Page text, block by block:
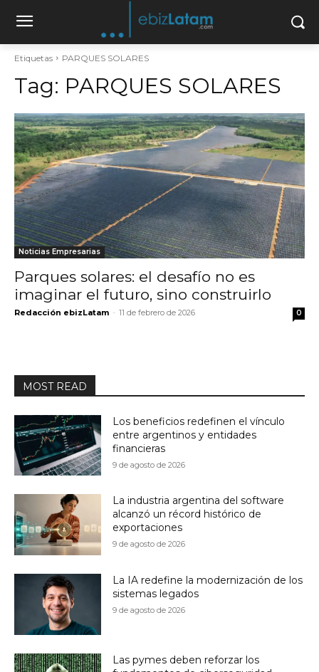
Etiquetas PARQUES SOLARES
Tag: PARQUES SOLARES
Noticias Empresarias
Parques solares: el desafío no es
imaginar el futuro, sino construirlo
Redacción ebizLatam - 11 de febrero de 2026 0
MOST READ
Los beneficios redefinen el vínculo
entre argentinos y entidades
financieras
9 de agosto de 2026
La industria argentina del software
alcanzó un récord histórico de
exportaciones
9 de agosto de 2026
La IA redefine la modernización de los
sistemas legados
9 de agosto de 2026
Las pymes deben reforzar los